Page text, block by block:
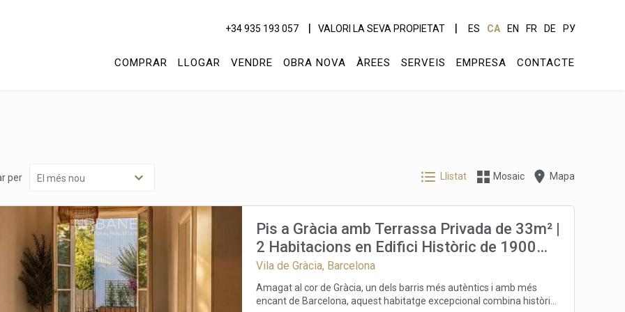
+34 935 193 057 VALORI LA SEVA PROPIETAT ES CA EN FR DE РУ
COMPRAR LLOGAR VENDRE OBRA NOVA ÀREES SERVEIS EMPRESA CONTACTE
per Llistat Mosaic Mapa
Pis a Gràcia amb Terrassa Privada de 33m² |
2 Habitacions en Edifici Històric de 1900
amb Voltes Catalanes
Vila de Gràcia, Barcelona
Amagat al cor de Gràcia, un dels barris més autèntics i amb més
encant de Barcelona, aquest habitatge excepcional combina història,